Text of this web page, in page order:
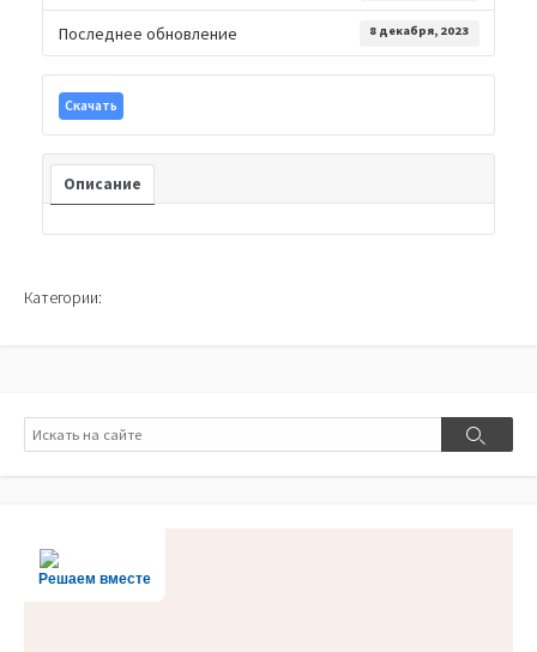
Последнее обновление 8 декабря, 2023
Скачать
Описание
Категории:
Поиск
Поиск
Решаем вместе